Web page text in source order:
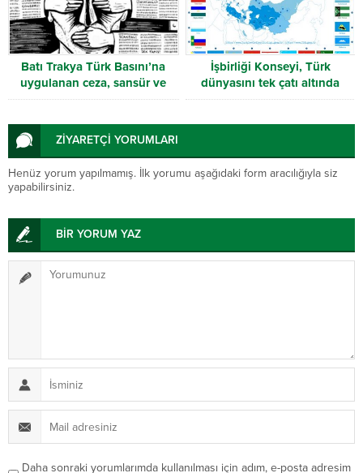
Batı Trakya Türk Basını’na
uygulanan ceza, sansür ve
baskının son kurbanı “Millet”
İşbirliği Konseyi, Türk
dünyasını tek çatı altında
birleştirdi
ZİYARETÇİ YORUMLARI
Henüz yorum yapılmamış. İlk yorumu aşağıdaki form aracılığıyla siz
yapabilirsiniz.
BİR YORUM YAZ
Daha sonraki yorumlarımda kullanılması için adım, e-posta adresim